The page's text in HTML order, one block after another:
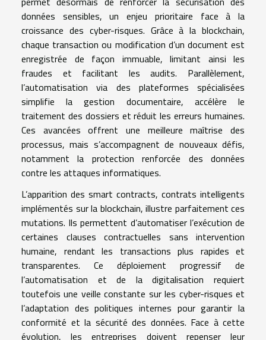
données sensibles, un enjeu prioritaire face à la
croissance des cyber-risques. Grâce à la blockchain,
chaque transaction ou modification d’un document est
enregistrée de façon immuable, limitant ainsi les
fraudes et facilitant les audits. Parallèlement,
l’automatisation via des plateformes spécialisées
simplifie la gestion documentaire, accélère le
traitement des dossiers et réduit les erreurs humaines.
Ces avancées offrent une meilleure maîtrise des
processus, mais s’accompagnent de nouveaux défis,
notamment la protection renforcée des données
contre les attaques informatiques.
L’apparition des smart contracts, contrats intelligents
implémentés sur la blockchain, illustre parfaitement ces
mutations. Ils permettent d’automatiser l’exécution de
certaines clauses contractuelles sans intervention
humaine, rendant les transactions plus rapides et
transparentes. Ce déploiement progressif de
l’automatisation et de la digitalisation requiert
toutefois une veille constante sur les cyber-risques et
l’adaptation des politiques internes pour garantir la
conformité et la sécurité des données. Face à cette
évolution, les entreprises doivent repenser leur